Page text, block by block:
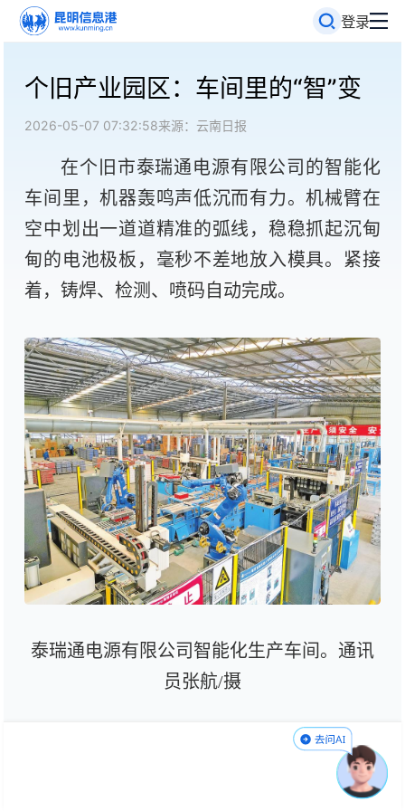
登录
个旧产业园区：车间里的“智”变
2026-05-07 07:32:58来源：云南日报
在个旧市泰瑞通电源有限公司的智能化
车间里，机器轰鸣声低沉而有力。机械臂在
空中划出一道道精准的弧线，稳稳抓起沉甸
甸的电池极板，毫秒不差地放入模具。紧接
着，铸焊、检测、喷码自动完成。
泰瑞通电源有限公司智能化生产车间。通讯
员张航/摄
“以前这片区域挤满了搬运工，现在全是
机器在跑。”车间技术员指着眼前的全自动生
产线说。这家有近20年历史的老厂，曾因过